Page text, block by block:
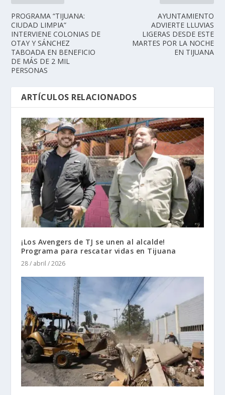
PROGRAMA “TIJUANA:
CIUDAD LIMPIA”
INTERVIENE COLONIAS DE
OTAY Y SÁNCHEZ
TABOADA EN BENEFICIO
DE MÁS DE 2 MIL
PERSONAS
AYUNTAMIENTO
ADVIERTE LLUVIAS
LIGERAS DESDE ESTE
MARTES POR LA NOCHE
EN TIJUANA
ARTÍCULOS RELACIONADOS
¡Los Avengers de TJ se unen al alcalde!
Programa para rescatar vidas en Tijuana
28 / abril / 2026